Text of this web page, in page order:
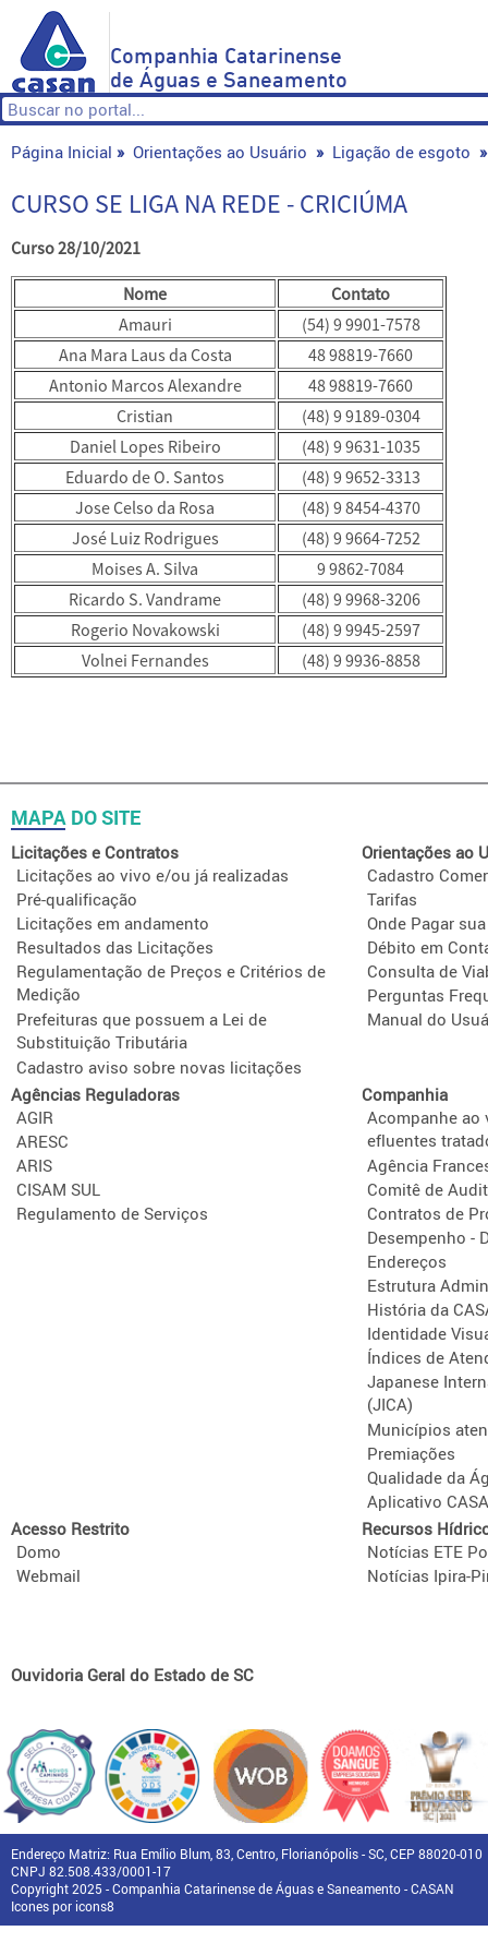
Companhia Catarinense
de Águas e Saneamento
Página Inicial » Orientações ao Usuário » Ligação de esgoto
CURSO SE LIGA NA REDE - CRICIÚMA
Curso28/10/2021
Nome
Contato
Amauri
(54) 9 9901-7578
Ana Mara Laus da Costa
48 98819-7660
Antonio Marcos Alexandre
48 98819-7660
Cristian
(48) 9 9189-0304
Daniel Lopes Ribeiro
(48) 9 9631-1035
Eduardo de O. Santos
(48) 9 9652-3313
Jose Celso da Rosa
(48) 9 8454-4370
José Luiz Rodrigues
(48) 9 9664-7252
Moises A. Silva
9 9862-7084
Ricardo S. Vandrame
(48) 9 9968-3206
Rogerio Novakowski
(48) 9 9945-2597
Volnei Fernandes
(48) 9 9936-8858
MAPA DO SITE
Licitações e Contratos
Licitações ao vivo e/ou já realizadas
Pré-qualificação
Licitações em andamento
Resultados das Licitações
Regulamentação de Preços e Critérios de
Medição
Prefeituras que possuem a Lei de
Substituição Tributária
Cadastro aviso sobre novas licitações
Orientações ao
Cadastro
Tarifas
Onde Pagar
Débito em
Consulta de
Perguntas
Manual do
Agências Reguladoras
AGIR
ARESC
ARIS
CISAM SUL
Regulamento de Serviços
Companhia
Acompanhe ao
efluentes
Agência
Comitê de
Contratos de
Desempenho -
Endereços
Estrutura
História da
Identidade
Índices de
Japanese
(JICA)
Municípios
Premiações
Qualidade da
Aplicativo
Acesso Restrito
Domo
Webmail
Recursos
Notícias ETE
Notícias Ipira-
Ouvidoria Geral do Estado de SC
Endereço Matriz: Rua Emílio Blum, 83, Centro, Florianópolis - SC, CEP 88020-010
CNPJ 82.508.433/0001-17
Copyright 2025 - Companhia Catarinense de Águas e Saneamento - CASAN
Icones por icons8